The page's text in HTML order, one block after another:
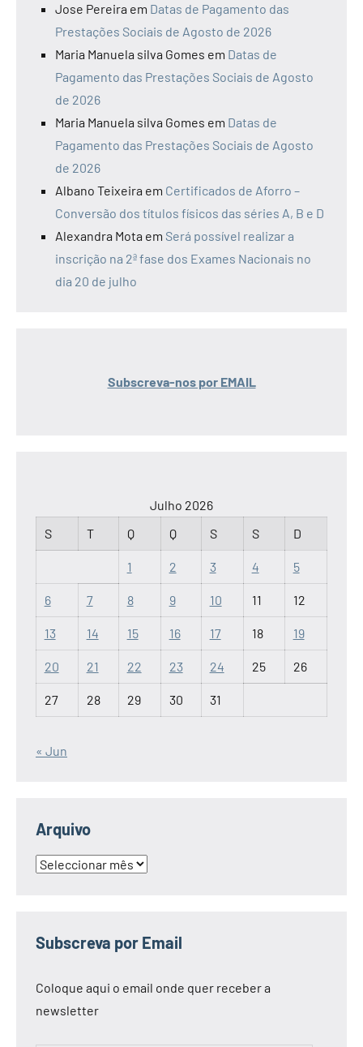
Jose Pereira em Datas de Pagamento das
Prestações Sociais de Agosto de 2026
Maria Manuela silva Gomes em Datas de
Pagamento das Prestações Sociais de Agosto
de 2026
Maria Manuela silva Gomes em Datas de
Pagamento das Prestações Sociais de Agosto
de 2026
Albano Teixeira em Certificados de Aforro –
Conversão dos títulos físicos das séries A, B e D
Alexandra Mota em Será possível realizar a
inscrição na 2ª fase dos Exames Nacionais no
dia 20 de julho
Subscreva-nos por EMAIL
Julho 2026
S
T Q Q S S D
1 2 3 4 5
6 7 8 9 10 11 12
13 14 15 16 17 18 19
20 21 22 23 24 25 26
27 28 29 30 31
« Jun
Arquivo
Arquivo
Subscreva por Email
Coloque aqui o email onde quer receber a
newsletter